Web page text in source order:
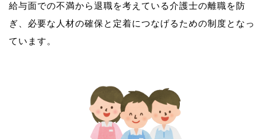
給与面での不満から退職を考えている介護士の離職を防
ぎ、必要な人材の確保と定着につなげるための制度となっ
ています。